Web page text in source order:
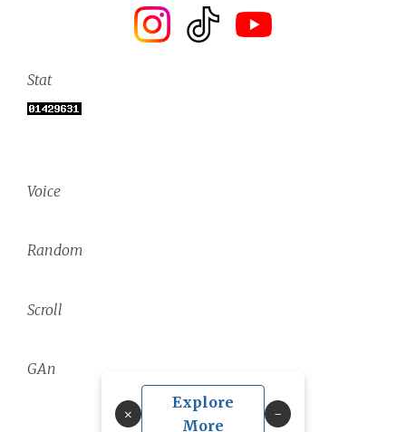
Stat
Voice
Random
×
Explore
More
Scroll
GAn